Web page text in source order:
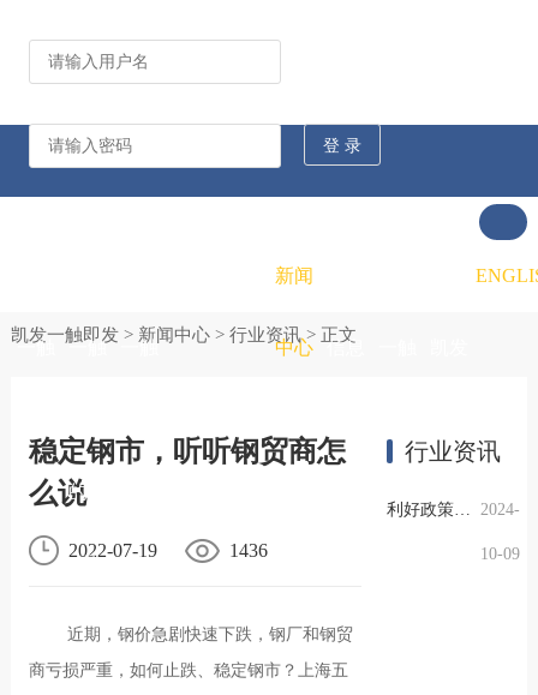
一触 一触
的概
况
一触
化
新闻
中心 信息
凯发一触即发> 新闻中心> 行业资讯> 正文
稳定钢市，听听钢贸商怎
么说
2022-07-19 1436
近期，钢价急剧快速下跌，钢厂和钢贸
商亏损严重，如何止跌、稳定钢市？上海五
行业资讯
利好政策提振钢市信心，四季度行业需求或小幅上升 2024-
10-09